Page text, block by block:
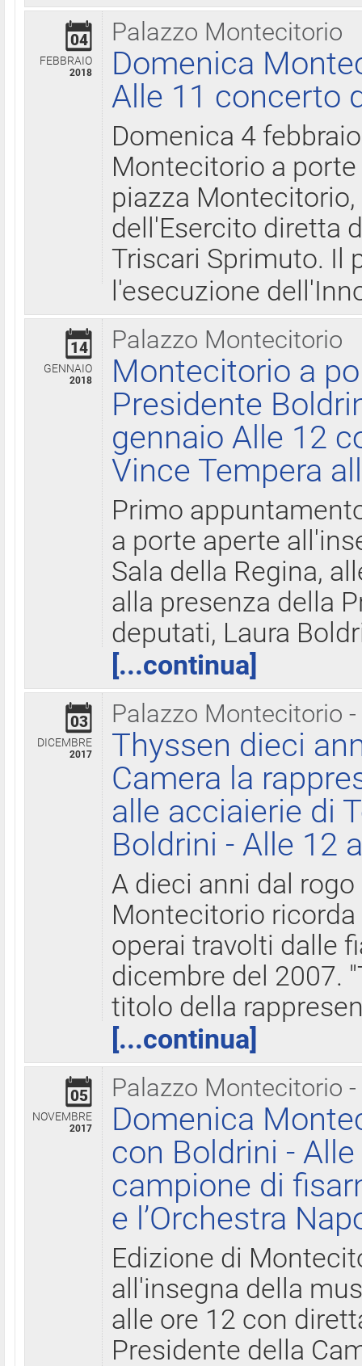
Palazzo Montecitorio
04
FEBBRAIO
2018
Domenica
Alle 11 concerto
Domenica 4
Montecitorio a
piazza
dell'Esercito diretta
Triscari Sprimuto. Il
l'esecuzione
Palazzo Montecitorio
14
GENNAIO
2018
Montecitorio a
Presidente
gennaio Alle 12
Vince Tempera
Primo
a porte aperte
Sala della Regina,
alla presenza della
deputati, Laura
[...continua]
Palazzo Montecitorio
03
DICEMBRE
2017
Thyssen dieci
Camera la
alle acciaierie di
Boldrini - Alle 12
A dieci anni dal
Montecitorio
operai travolti dalle
dicembre del 2007.
titolo della
[...continua]
Palazzo Montecitorio
05
NOVEMBRE
2017
Domenica
con Boldrini -
campione di
e l’Orchestra
Edizione di
all'insegna della
alle ore 12 con
Presidente della